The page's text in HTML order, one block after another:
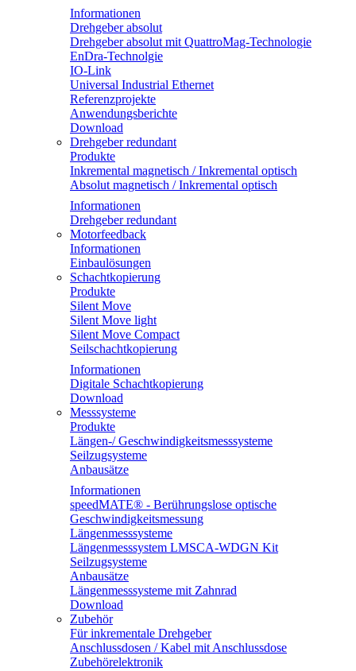
Informationen
Drehgeber absolut
Drehgeber absolut mit QuattroMag-Technologie
EnDra-Technolgie
IO-Link
Universal Industrial Ethernet
Referenzprojekte
Anwendungsberichte
Download
Drehgeber redundant
Produkte
Inkremental magnetisch / Inkremental optisch
Absolut magnetisch / Inkremental optisch
Informationen
Drehgeber redundant
Motorfeedback
Informationen
Einbaulösungen
Schachtkopierung
Produkte
Silent Move
Silent Move light
Silent Move Compact
Seilschachtkopierung
Informationen
Digitale Schachtkopierung
Download
Messsysteme
Produkte
Längen-/ Geschwindigkeitsmesssysteme
Seilzugsysteme
Anbausätze
Informationen
speedMATE® - Berührungslose optische
Geschwindigkeitsmessung
Längenmesssysteme
Längenmesssystem LMSCA-WDGN Kit
Seilzugsysteme
Anbausätze
Längenmesssysteme mit Zahnrad
Download
Zubehör
Für inkrementale Drehgeber
Anschlussdosen / Kabel mit Anschlussdose
Zubehörelektronik